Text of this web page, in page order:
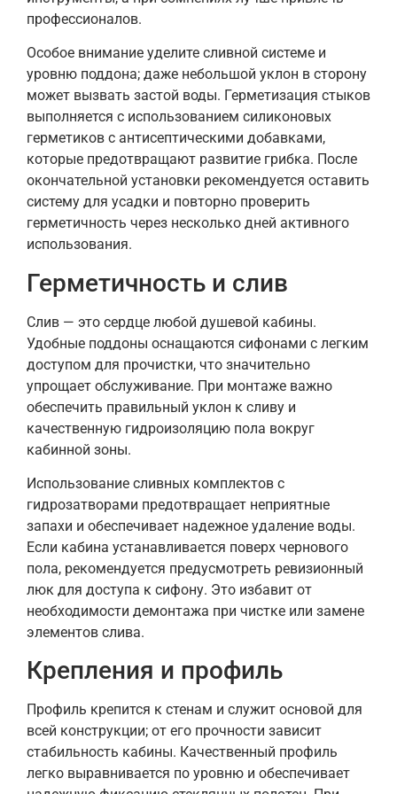
профессионалов.
Особое внимание уделите сливной системе и
уровню поддона; даже небольшой уклон в сторону
может вызвать застой воды. Герметизация стыков
выполняется с использованием силиконовых
герметиков с антисептическими добавками,
которые предотвращают развитие грибка. После
окончательной установки рекомендуется оставить
систему для усадки и повторно проверить
герметичность через несколько дней активного
использования.
Герметичность и слив
Слив — это сердце любой душевой кабины.
Удобные поддоны оснащаются сифонами с легким
доступом для прочистки, что значительно
упрощает обслуживание. При монтаже важно
обеспечить правильный уклон к сливу и
качественную гидроизоляцию пола вокруг
кабинной зоны.
Использование сливных комплектов с
гидрозатворами предотвращает неприятные
запахи и обеспечивает надежное удаление воды.
Если кабина устанавливается поверх чернового
пола, рекомендуется предусмотреть ревизионный
люк для доступа к сифону. Это избавит от
необходимости демонтажа при чистке или замене
элементов слива.
Крепления и профиль
Профиль крепится к стенам и служит основой для
всей конструкции; от его прочности зависит
стабильность кабины. Качественный профиль
легко выравнивается по уровню и обеспечивает